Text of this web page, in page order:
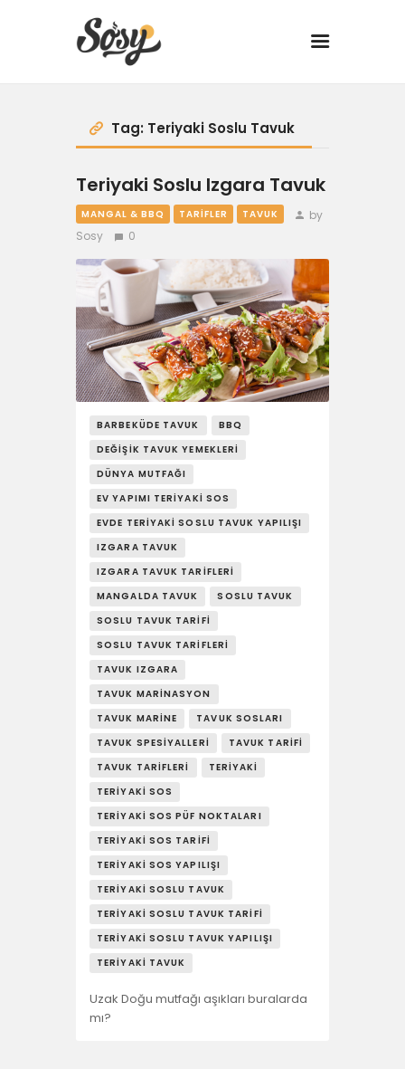
TARİFLER
MANGAL
YANCI
FIT
DRINK
BBQ 101
YAŞAM
SOSY’LE!
Tag: Teriyaki Soslu Tavuk
Teriyaki Soslu Izgara Tavuk
MANGAL & BBQ TARIFLER TAVUK
by
Sosy
0
BARBEKÜDE TAVUK
BBQ
DEĞIŞIK TAVUK YEMEKLERI
DÜNYA MUTFAĞI
EV YAPIMI TERIYAKI SOS
EVDE TERIYAKI SOSLU TAVUK YAPILIŞI
IZGARA TAVUK
IZGARA TAVUK TARIFLERI
MANGALDA TAVUK
SOSLU TAVUK
SOSLU TAVUK TARIFI
SOSLU TAVUK TARIFLERI
TAVUK IZGARA
TAVUK MARINASYON
TAVUK MARINE
TAVUK SOSLARI
TAVUK SPESIYALLERI
TAVUK TARIFI
TAVUK TARIFLERI
TERIYAKI
TERIYAKI SOS
TERIYAKI SOS PÜF NOKTALARI
TERIYAKI SOS TARIFI
TERIYAKI SOS YAPILIŞI
TERIYAKI SOSLU TAVUK
TERIYAKI SOSLU TAVUK TARIFI
TERIYAKI SOSLU TAVUK YAPILIŞI
TERIYAKI TAVUK
Uzak Doğu mutfağı aşıkları buralarda
mı?